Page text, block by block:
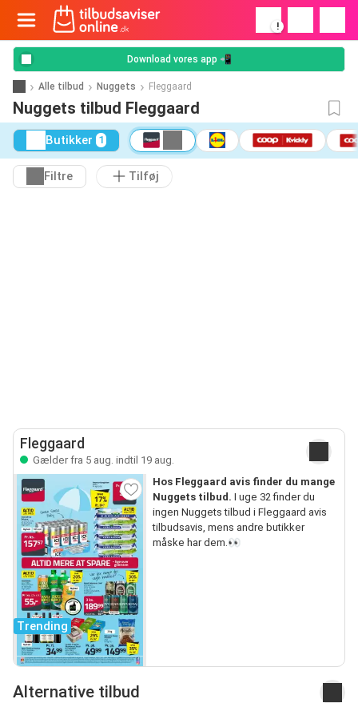
!
Download vores app 📲
Alle tilbud Nuggets Fleggaard
Nuggets tilbud Fleggaard
Butikker 1
Filtre Tilføj
Fleggaard
Gælder fra 5 aug. indtil 19 aug.
Trending
Hos Fleggaard avis finder du mange
Nuggets tilbud. I uge 32 finder du
ingen Nuggets tilbud i Fleggaard avis
tilbudsavis, mens andre butikker
måske har dem.👀
Alternative tilbud